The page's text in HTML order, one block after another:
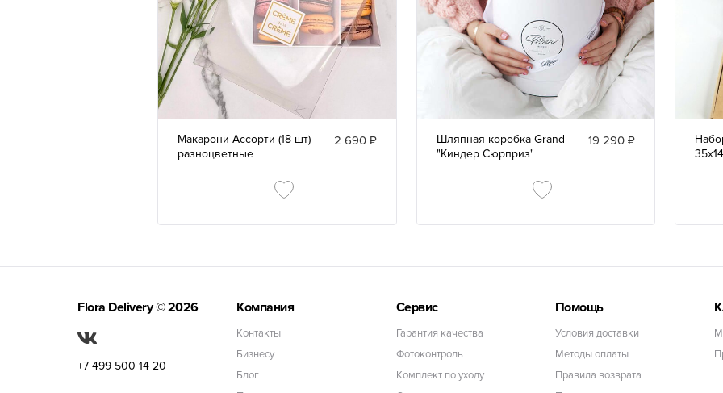
Макарони Ассорти (18 шт)
разноцветные
2 690 ₽
Шляпная коробка Grand
"Киндер Сюрприз"
19 290 ₽
Flora Delivery© 2026
+7 499 500 14 20
Компания
Контакты
Бизнесу
Блог
Сервис
Гарантия качества
Фотоконтроль
Комплект по уходу
Помощь
Условия доставки
Методы оплаты
Правила возврата